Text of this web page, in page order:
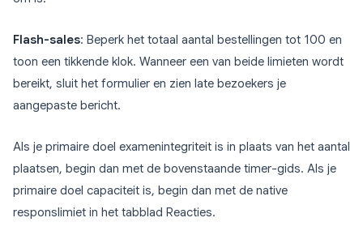
Flash-sales: Beperk het totaal aantal bestellingen tot 100 en
toon een tikkende klok. Wanneer een van beide limieten wordt
bereikt, sluit het formulier en zien late bezoekers je
aangepaste bericht.
Als je primaire doel examenintegriteit is in plaats van het aantal
plaatsen, begin dan met de bovenstaande timer-gids. Als je
primaire doel capaciteit is, begin dan met de native
responslimiet in het tabblad Reacties.